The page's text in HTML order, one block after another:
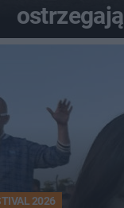
ostrzegają
2026